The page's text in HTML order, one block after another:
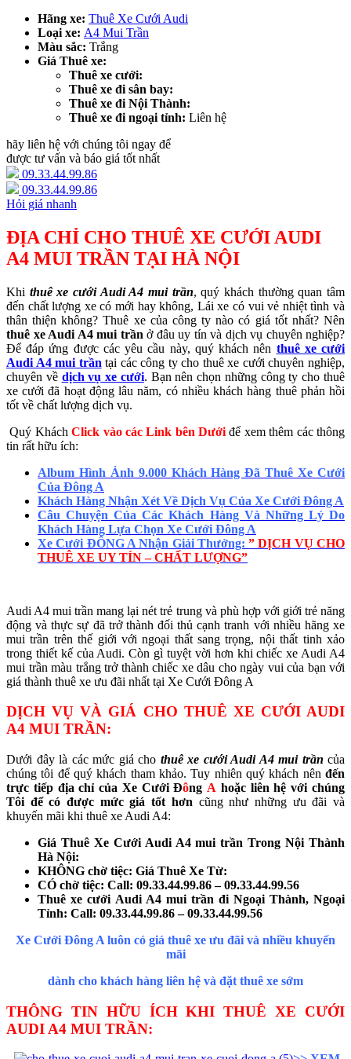
Hãng xe: Thuê Xe Cưới Audi
Loại xe: A4 Mui Trần
Màu sắc: Trắng
Giá Thuê xe:
Thuê xe cưới:
Thuê xe đi sân bay:
Thuê xe đi Nội Thành:
Thuê xe đi ngoại tỉnh: Liên hệ
hãy liên hệ với chúng tôi ngay để
được tư vấn và báo giá tốt nhất
09.33.44.99.86
09.33.44.99.86
Hỏi giá nhanh
ĐỊA CHỈ CHO THUÊ XE CƯỚI AUDI
A4 MUI TRẦN TẠI HÀ NỘI
Khi thuê xe cưới Audi A4 mui trần, quý khách thường quan tâm
đến chất lượng xe có mới hay không, Lái xe có vui vẻ nhiệt tình và
thân thiện không? Thuê xe của công ty nào có giá tốt nhất? Nên
thuê xe Audi A4 mui trần ở đâu uy tín và dịch vụ chuyên nghiệp?
Để đáp ứng được các yêu cầu này, quý khách nên thuê xe cưới
Audi A4 mui trần tại các công ty cho thuê xe cưới chuyên nghiệp,
chuyên về dịch vụ xe cưới. Bạn nên chọn những công ty cho thuê
xe cưới đã hoạt động lâu năm, có nhiều khách hàng thuê phản hồi
tốt về chất lượng dịch vụ.
Quý KháchClick vào các Link bên Dưới để xem thêm các thông
tin rất hữu ích:
Album Hình Ảnh 9.000 Khách Hàng Đã Thuê Xe Cưới
Của Đông A
Khách Hàng Nhận Xét Về Dịch Vụ Của Xe Cưới Đông A
Câu Chuyện Của Các Khách Hàng Và Những Lý Do
Khách Hàng Lựa Chọn Xe Cưới Đông A
Xe Cưới ĐÔNG A Nhận Giải Thưởng:” DỊCH VỤ CHO
THUÊ XE UY TÍN – CHẤT LƯỢNG”
Audi A4 mui trần mang lại nét trẻ trung và phù hợp với giới trẻ năng
động và thực sự đã trở thành đối thủ cạnh tranh với nhiều hãng xe
mui trần trên thế giới với ngoại thất sang trọng, nội thất tinh xảo
trong thiết kế của Audi. Còn gì tuyệt vời hơn khi chiếc xe Audi A4
mui trần màu trắng trở thành chiếc xe dâu cho ngày vui của bạn với
giá thành thuê xe ưu đãi nhất tại Xe Cưới Đông A
DỊCH VỤ VÀ GIÁ CHO THUÊ XE CƯỚI AUDI
A4 MUI TRẦN:
Dưới đây là các mức giá cho thuê xe cưới Audi A4 mui trần của
chúng tôi để quý khách tham khảo. Tuy nhiên quý khách nên đến
trực tiếp địa chỉ của Xe Cưới Đông A hoặc liên hệ với chúng
Tôi để có được mức giá tốt hơn cũng như những ưu đãi và
khuyến mãi khi thuê xe Audi A4:
Giá Thuê Xe Cưới Audi A4 mui trần Trong Nội Thành
Hà Nội:
KHÔNG chờ tiệc: Giá Thuê Xe Từ:
CÓ chờ tiệc: Call: 09.33.44.99.86 – 09.33.44.99.56
Thuê xe cưới Audi A4 mui trần đi Ngoại Thành, Ngoại
Tỉnh: Call: 09.33.44.99.86 – 09.33.44.99.56
Xe Cưới Đông A luôn có giá thuê xe ưu đãi và nhiều khuyến
mãi
dành cho khách hàng liên hệ và đặt thuê xe sớm
THÔNG TIN HỮU ÍCH KHI THUÊ XE CƯỚI
AUDI A4 MUI TRẦN: